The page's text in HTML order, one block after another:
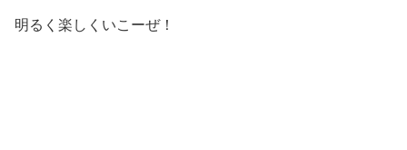
明るく楽しくいこーぜ！